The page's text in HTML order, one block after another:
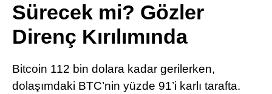
TikTok
LinkedIn
Sürecek mi? Gözler
Direnç Kırılımında
Bitcoin 112 bin dolara kadar gerilerken,
dolaşımdaki BTC’nin yüzde 91’i karlı tarafta.